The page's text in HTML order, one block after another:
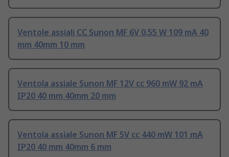
Ventole assiali CC Sunon MF 6V 0.55 W 109 mA 40
mm 40mm 10 mm
Ventola assiale Sunon MF 12V cc 960 mW 92 mA
IP20 40 mm 40mm 20 mm
Ventola assiale Sunon MF 5V cc 440 mW 101 mA
IP20 40 mm 40mm 6 mm